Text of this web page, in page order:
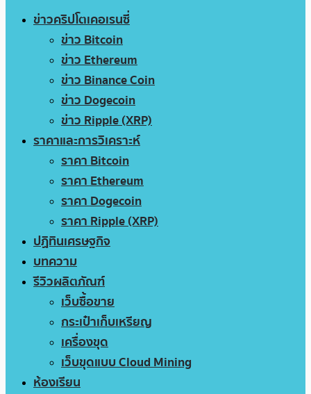
ข่าวคริปโตเคอเรนซี่
ข่าว Bitcoin
ข่าว Ethereum
ข่าว Binance Coin
ข่าว Dogecoin
ข่าว Ripple (XRP)
ราคาและการวิเคราะห์
ราคา Bitcoin
ราคา Ethereum
ราคา Dogecoin
ราคา Ripple (XRP)
ปฏิทินเศรษฐกิจ
บทความ
รีวิวผลิตภัณฑ์
เว็บซื้อขาย
กระเป๋าเก็บเหรียญ
เครื่องขุด
เว็บขุดแบบ Cloud Mining
ห้องเรียน